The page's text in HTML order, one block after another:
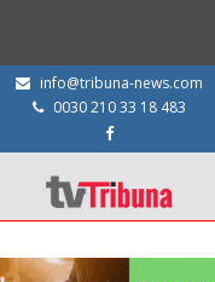
info@tribuna-news.com
0030 210 33 18 483